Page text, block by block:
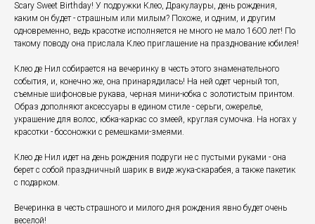
Scary Sweet Birthday! У подружки Клео, Дракулауры, день рождения,
каким он будет - страшным или милым? Похоже, и одним, и другим
одновременно, ведь красотке исполняется не много не мало 1600 лет! По
такому поводу она прислала Клео приглашение на празднование юбилея!
Клео де Нил собирается на вечеринку в честь этого знаменательного
события, и, конечно же, она принарядилась! На ней одет черный топ,
съемные шифоновые рукава, черная мини-юбка с золотистым принтом.
Образ дополняют аксессуары в едином стиле - серьги, ожерелье,
украшение для волос, юбка-каркас со змеей, круглая сумочка. На ногах у
красотки - босоножки с ремешками-змеями.
Клео де Нил идет на день рождения подруги не с пустыми руками - она
берет с собой праздничный шарик в виде жука-скарабея, а также пакетик
с подарком.
Вечеринка в честь страшного и милого дня рождения явно будет очень
веселой!